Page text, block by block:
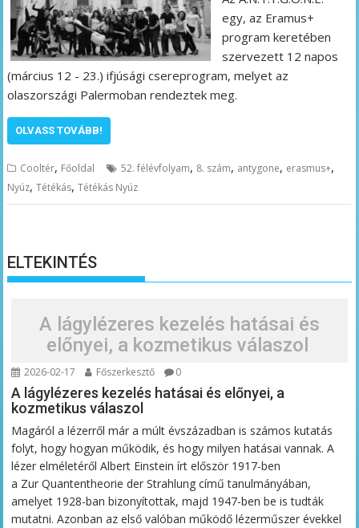
egy, az Eramus+
program keretében
szervezett 12 napos
(március 12 ­- 23.) ifjúsági csereprogram, melyet az
olaszországi Palermoban rendeztek meg.
OLVASS TOVÁBB!
Cooltér, Főoldal 52. félévfolyam, 8. szám, antygone, erasmus+,
Nyúz,Tétékás,Tétékás Nyúz
ELTEKINTÉS
A lágylézeres kezelés hatásai és
előnyei, a kozmetikus válaszol
2026-02-17 Főszerkesztő 0
A lágylézeres kezelés hatásai és előnyei, a
kozmetikus válaszol
Magáról a lézerről már a múlt évszázadban is számos kutatás
folyt, hogy hogyan működik, és hogy milyen hatásai vannak. A
lézer elméletéről Albert Einstein írt először 1917-ben
a Zur Quantentheorie der Strahlung című tanulmányában,
amelyet 1928-ban bizonyítottak, majd 1947-ben be is tudták
mutatni. Azonban az első valóban működő lézerműszer évekkel